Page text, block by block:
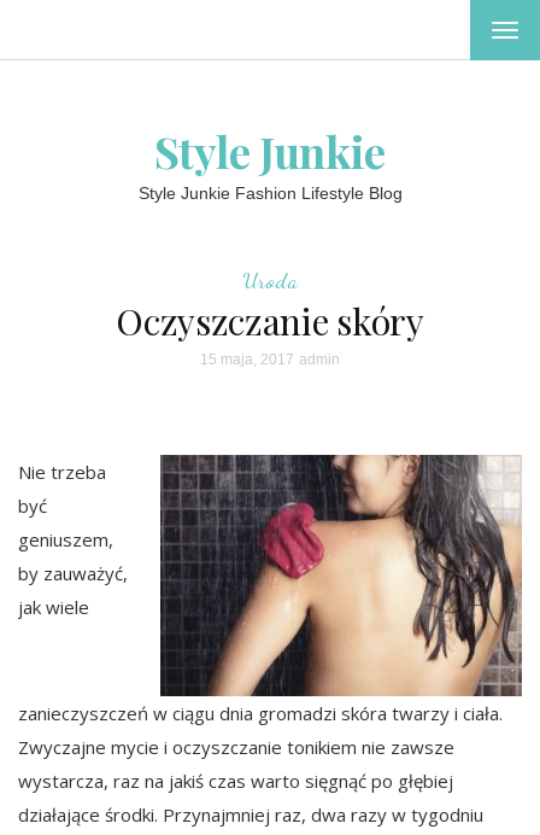
Style Junkie
Style Junkie Fashion Lifestyle Blog
Uroda
Oczyszczanie skóry
15 maja, 2017 admin
Nie trzeba
być
geniuszem,
by zauważyć,
jak wiele
zanieczyszczeń w ciągu dnia gromadzi skóra twarzy i ciała.
Zwyczajne mycie i oczyszczanie tonikiem nie zawsze
wystarcza, raz na jakiś czas warto sięgnąć po głębiej
działające środki. Przynajmniej raz, dwa razy w tygodniu